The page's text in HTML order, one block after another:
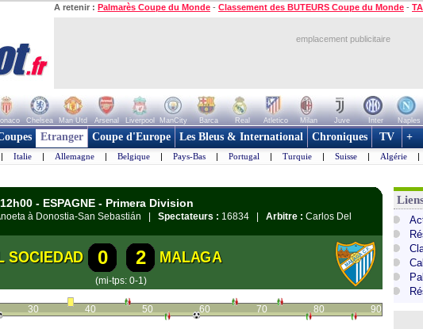
A retenir : Palmarès Coupe du Monde - Classement des BUTEURS Coupe du Monde -
emplacement publicitaire
Chelsea Man Utd Arsenal Liverpool ManCity Barca Real Atletico Milan Juve Inter Naples
Etranger Coupe d'Europe Les Bleus & International Chroniques TV +
| Italie | Allemagne | Belgique | Pays-Bas | Portugal | Turquie | Suisse | Algérie |
- ESPAGNE - Primera Division
à Donostia-San Sebastián | Spectateurs : 16834 | Arbitre : Carlos Del
SOCIEDAD 0 2 MALAGA
(mi-tps: 0-1)
30 40 50 60 70 80 90